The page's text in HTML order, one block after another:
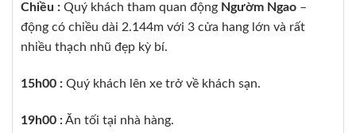
Chiều : Quý khách tham quan động Ngườm Ngao –
động có chiều dài 2.144m với 3 cửa hang lớn và rất
nhiều thạch nhũ đẹp kỳ bí.
15h00 : Quý khách lên xe trở về khách sạn.
19h00 :Ăn tối tại nhà hàng.